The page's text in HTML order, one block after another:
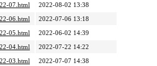
07.html
2022-08-02 13:38
06.html
2022-07-06 13:18
05.html
2022-06-02 14:39
04.html
2022-07-22 14:22
03.html
2022-07-07 14:38